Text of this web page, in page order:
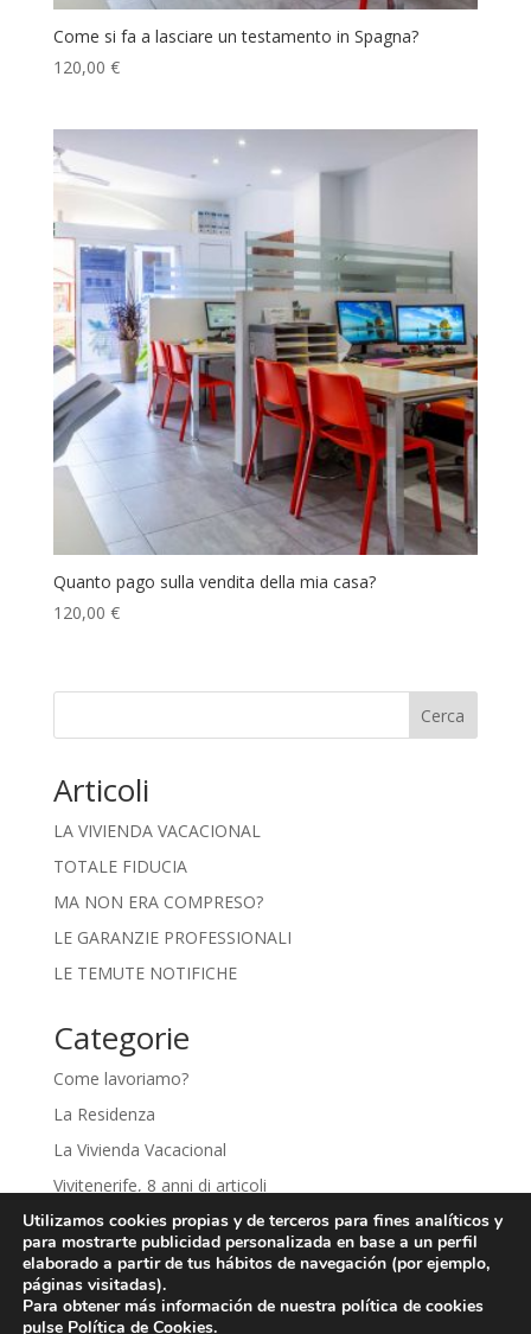
Come si fa a lasciare un testamento in Spagna?
120,00 €
Quanto pago sulla vendita della mia casa?
120,00 €
Cerca
Articoli
LA VIVIENDA VACACIONAL
TOTALE FIDUCIA
MA NON ERA COMPRESO?
LE GARANZIE PROFESSIONALI
LE TEMUTE NOTIFICHE
Categorie
Come lavoriamo?
La Residenza
La Vivienda Vacacional
Vivitenerife, 8 anni di articoli
Aviso Legal
Política de Privacidad
Política de Cookies
Utilizamos cookies propias y de terceros para fines analíticos y
para mostrarte publicidad personalizada en base a un perfil
elaborado a partir de tus hábitos de navegación (por ejemplo,
páginas visitadas).
Para obtener más información de nuestra política de cookies
pulse Política de Cookies.